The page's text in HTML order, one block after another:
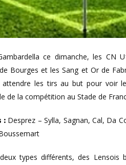
ce dimanche, les CN
Bourges et les Sang et Or de
les tirs au but pour voir
de la compétition au Stade de
:Desprez – Sylla, Sagnan, Cal, Da
types différents, des Lensois